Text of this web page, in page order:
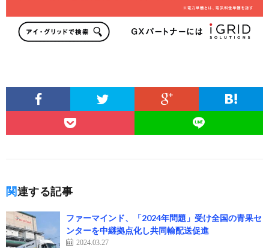
関連する記事
ファーマインド、「2024年問題」受け全国の青果セ
ンターを中継拠点化し共同輸配送促進
2024.03.27